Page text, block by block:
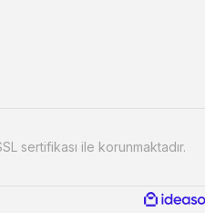
sertifikası ile korunmaktadır.